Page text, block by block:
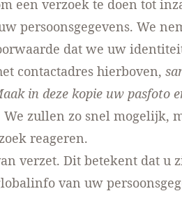
een verzoek te doen tot
persoonsgegevens. We
dat we uw
contactadres hierboven,
in deze kopie uw pasfoto
We zullen zo snel mogelijk,
reageren.
verzet. Dit betekent dat u
van uw